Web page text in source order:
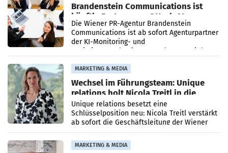
Brandenstein Communications ist
künftig Partner von OtterlyAI
Die Wiener PR-Agentur Brandenstein
Communications ist ab sofort Agenturpartner
der KI-Monitoring- und
Optimierungsplattform OtterlyAI. Damit baut
MARKETING & MEDIA
Wechsel im Führungsteam: Unique
relations holt Nicola Treitl in die
Geschäftsleitung
Unique relations besetzt eine
Schlüsselposition neu: Nicola Treitl verstärkt
ab sofort die Geschäftsleitung der Wiener
PR-Agentur an der Seite von Josef Kalina und
Anna Kalina-Mahr.
MARKETING & MEDIA